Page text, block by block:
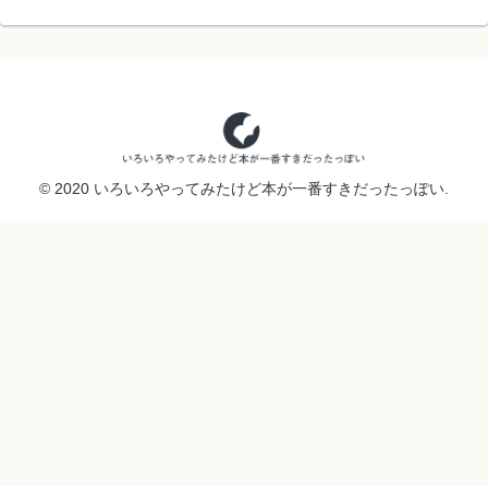
© 2020 いろいろやってみたけど本が一番すきだったっぽい.